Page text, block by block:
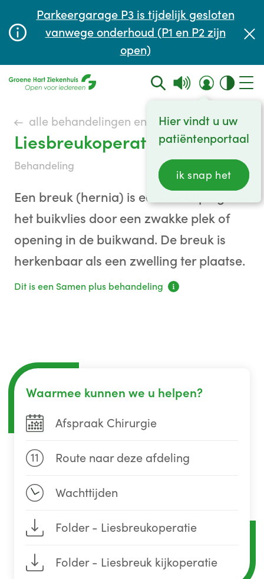
Parkeergarage P3 is tijdelijk gesloten
vanwege onderhoud (P1 en P2 zijn
open)
Hier vindt u uw
patiëntenportaal
ik snap het
Wachttijden
alle behandelingen en onderzoeken
Liesbreukoperatie
behandeling
Een breuk (hernia) is een uitstulping van
het buikvlies door een zwakke plek of
opening in de buikwand. De breuk is
herkenbaar als een zwelling ter plaatse.
Dit is een Samen plus behandeling
Waarmee kunnen we u helpen?
Afspraak Chirurgie
11 Route naar deze afdeling
Wachttijden
Folder - Liesbreukoperatie
Folder - Liesbreuk kijkoperatie